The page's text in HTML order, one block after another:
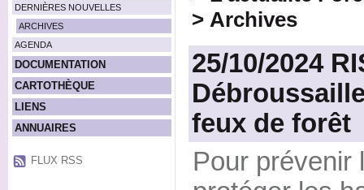
DERNIÈRES NOUVELLES
ARCHIVES
AGENDA
DOCUMENTATION
CARTOTHÈQUE
LIENS
ANNUAIRES
FLUX RSS
> Archives
25/10/2024
feux de forêt
Pour prévenir